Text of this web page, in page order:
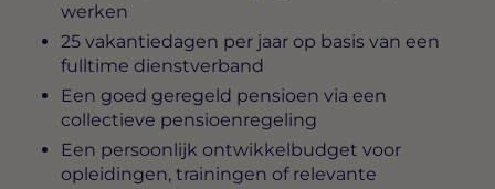
werken
25 vakantiedagen per jaar op basis van een
fulltime dienstverband
Een goed geregeld pensioen via een
collectieve pensioenregeling
Een persoonlijk ontwikkelbudget voor
opleidingen, trainingen of relevante